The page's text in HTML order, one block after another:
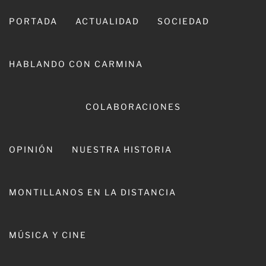
PORTADA ACTUALIDAD SOCIEDAD
HABLANDO CON CARMINA
COLABORACIONES
OPINIÓN NUESTRA HISTORIA
MONTILLANOS EN LA DISTANCIA
MÚSICA Y CINE
CARMINA LEIVA
Día:9 de julio de 2024